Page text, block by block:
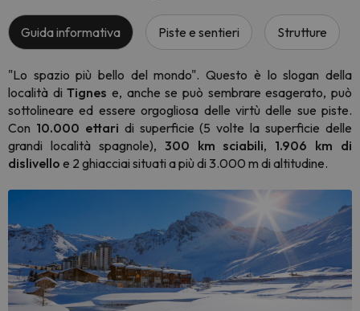
Guida informativa Piste e sentieri Strutture
"Lo spazio più bello del mondo". Questo è lo slogan della
località di Tignes e, anche se può sembrare esagerato, può
sottolineare ed essere orgogliosa delle virtù delle sue piste.
Con 10.000 ettari di superficie (5 volte la superficie delle
grandi località spagnole), 300 km sciabili, 1.906 km di
dislivello e 2 ghiacciai situati a più di 3.000 m di altitudine.